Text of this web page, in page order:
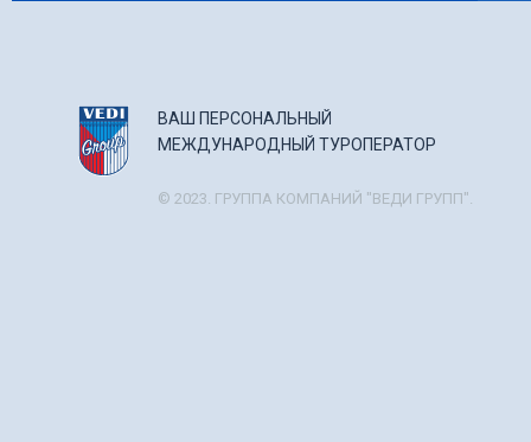
ВАШ ПЕРСОНАЛЬНЫЙ
МЕЖДУНАРОДНЫЙ ТУРОПЕРАТОР
© 2023. ГРУППА КОМПАНИЙ "ВЕДИ ГРУПП".